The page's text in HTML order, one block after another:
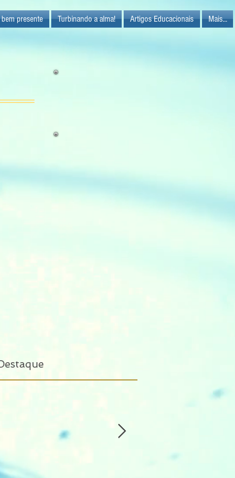
presente Turbinando a alma! Artigos Educacionais Mais...